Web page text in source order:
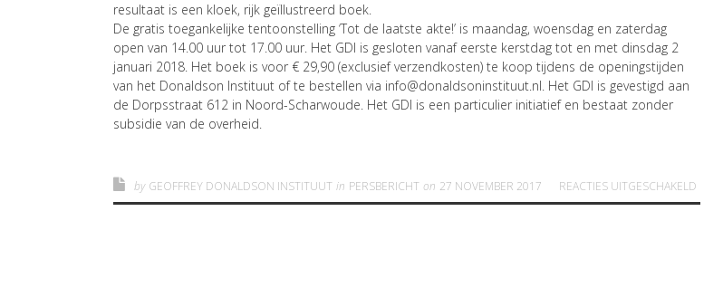
resultaat is een kloek, rijk geïllustreerd boek.
De gratis toegankelijke tentoonstelling ‘Tot de laatste akte!’ is maandag, woensdag en zaterdag
open van 14.00 uur tot 17.00 uur. Het GDI is gesloten vanaf eerste kerstdag tot en met dinsdag 2
januari 2018. Het boek is voor € 29,90 (exclusief verzendkosten) te koop tijdens de openingstijden
van het Donaldson Instituut of te bestellen via info@donaldsoninstituut.nl. Het GDI is gevestigd aan
de Dorpsstraat 612 in Noord-Scharwoude. Het GDI is een particulier initiatief en bestaat zonder
subsidie van de overheid.
by GEOFFREY DONALDSON INSTITUUT in PERSBERICHT on 27 NOVEMBER 2017 REACTIES UITGESCHAKELDVOOR